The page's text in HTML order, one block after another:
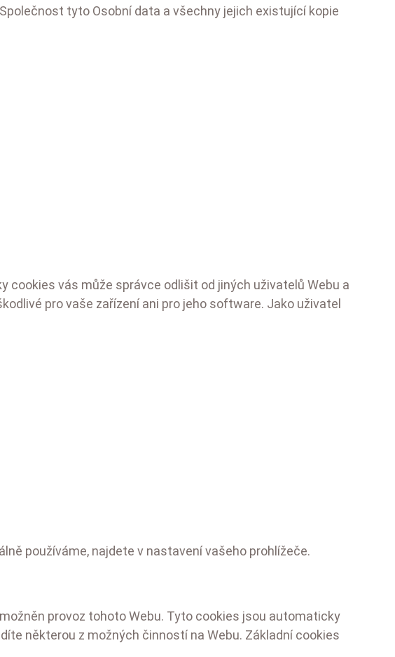
tyto Osobní data a všechny jejich existující kopie
cookies vás může správce odlišit od jiných uživatelů Webu a
pro vaše zařízení ani pro jeho software. Jako uživatel
používáme, najdete v nastavení vašeho prohlížeče.
provoz tohoto Webu. Tyto cookies jsou automaticky
některou z možných činností na Webu. Základní cookies